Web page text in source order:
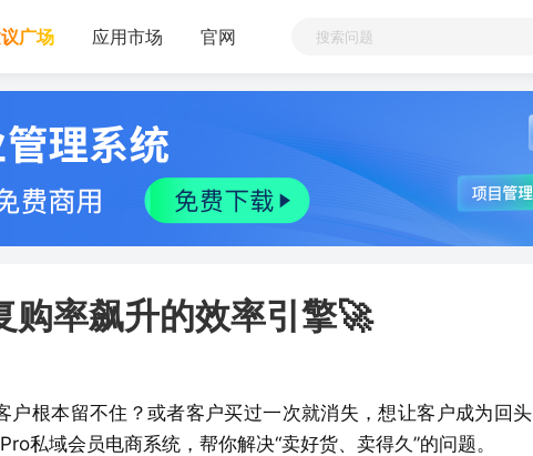
广场 应用市场 官网
购率飙升的效率引擎🚀
根本留不住？或者客户买过一次就消失，想让客户成为回头
私域会员电商系统，帮你解决“卖好货、卖得久”的问题。